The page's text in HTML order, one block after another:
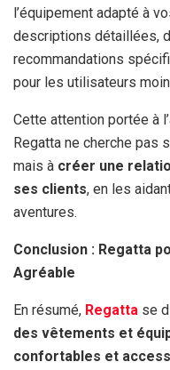
l’équipement adapté à
descriptions détaillées,
recommandations
pour les utilisateurs
Cette attention portée à
Regatta ne cherche pas
mais à créer une
ses clients, en les
aventures.
Conclusion : Regatta
Agréable
En résumé, Regatta se
des vêtements et
confortables et